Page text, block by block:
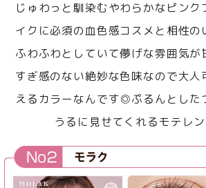
じゅわっと馴染むやわらかなピンク
イクに必須の血色感コスメと相性
ふわふわとしていて儚げな雰囲気
すぎ感のない絶妙な色味なので大人
えるカラーなんです◎ぷるんとした
うるに見せてくれるモテレ